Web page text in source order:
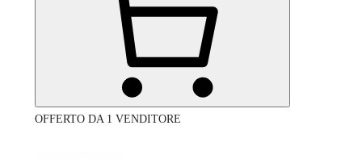
OFFERTO DA 1 VENDITORE